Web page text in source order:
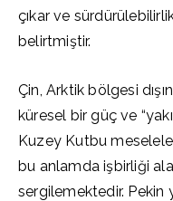
çıkar ve
belirtmiştir.
Çin, Arktik bölgesi
küresel bir güç ve
Kuzey Kutbu
bu anlamda işbirliği
sergilemektedir. Pekin